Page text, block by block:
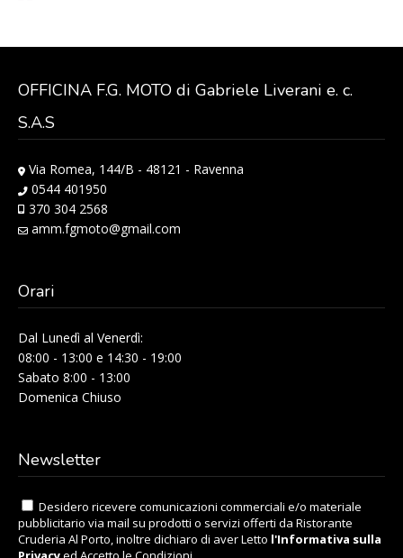
OFFICINA F.G. MOTO di Gabriele Liverani e. c.
S.A.S
Via Romea, 144/B - 48121 - Ravenna
0544 401950
370 304 2568
amm.fgmoto@gmail.com
Orari
Dal Lunedì al Venerdì:
08:00 - 13:00 e 14:30 - 19:00
Sabato 8:00 - 13:00
Domenica Chiuso
Newsletter
Desidero ricevere comunicazioni commerciali e/o materiale
pubblicitario via mail su prodotti o servizi offerti da Ristorante
Cruderia Al Porto, inoltre dichiaro di aver Letto l'Informativa sulla